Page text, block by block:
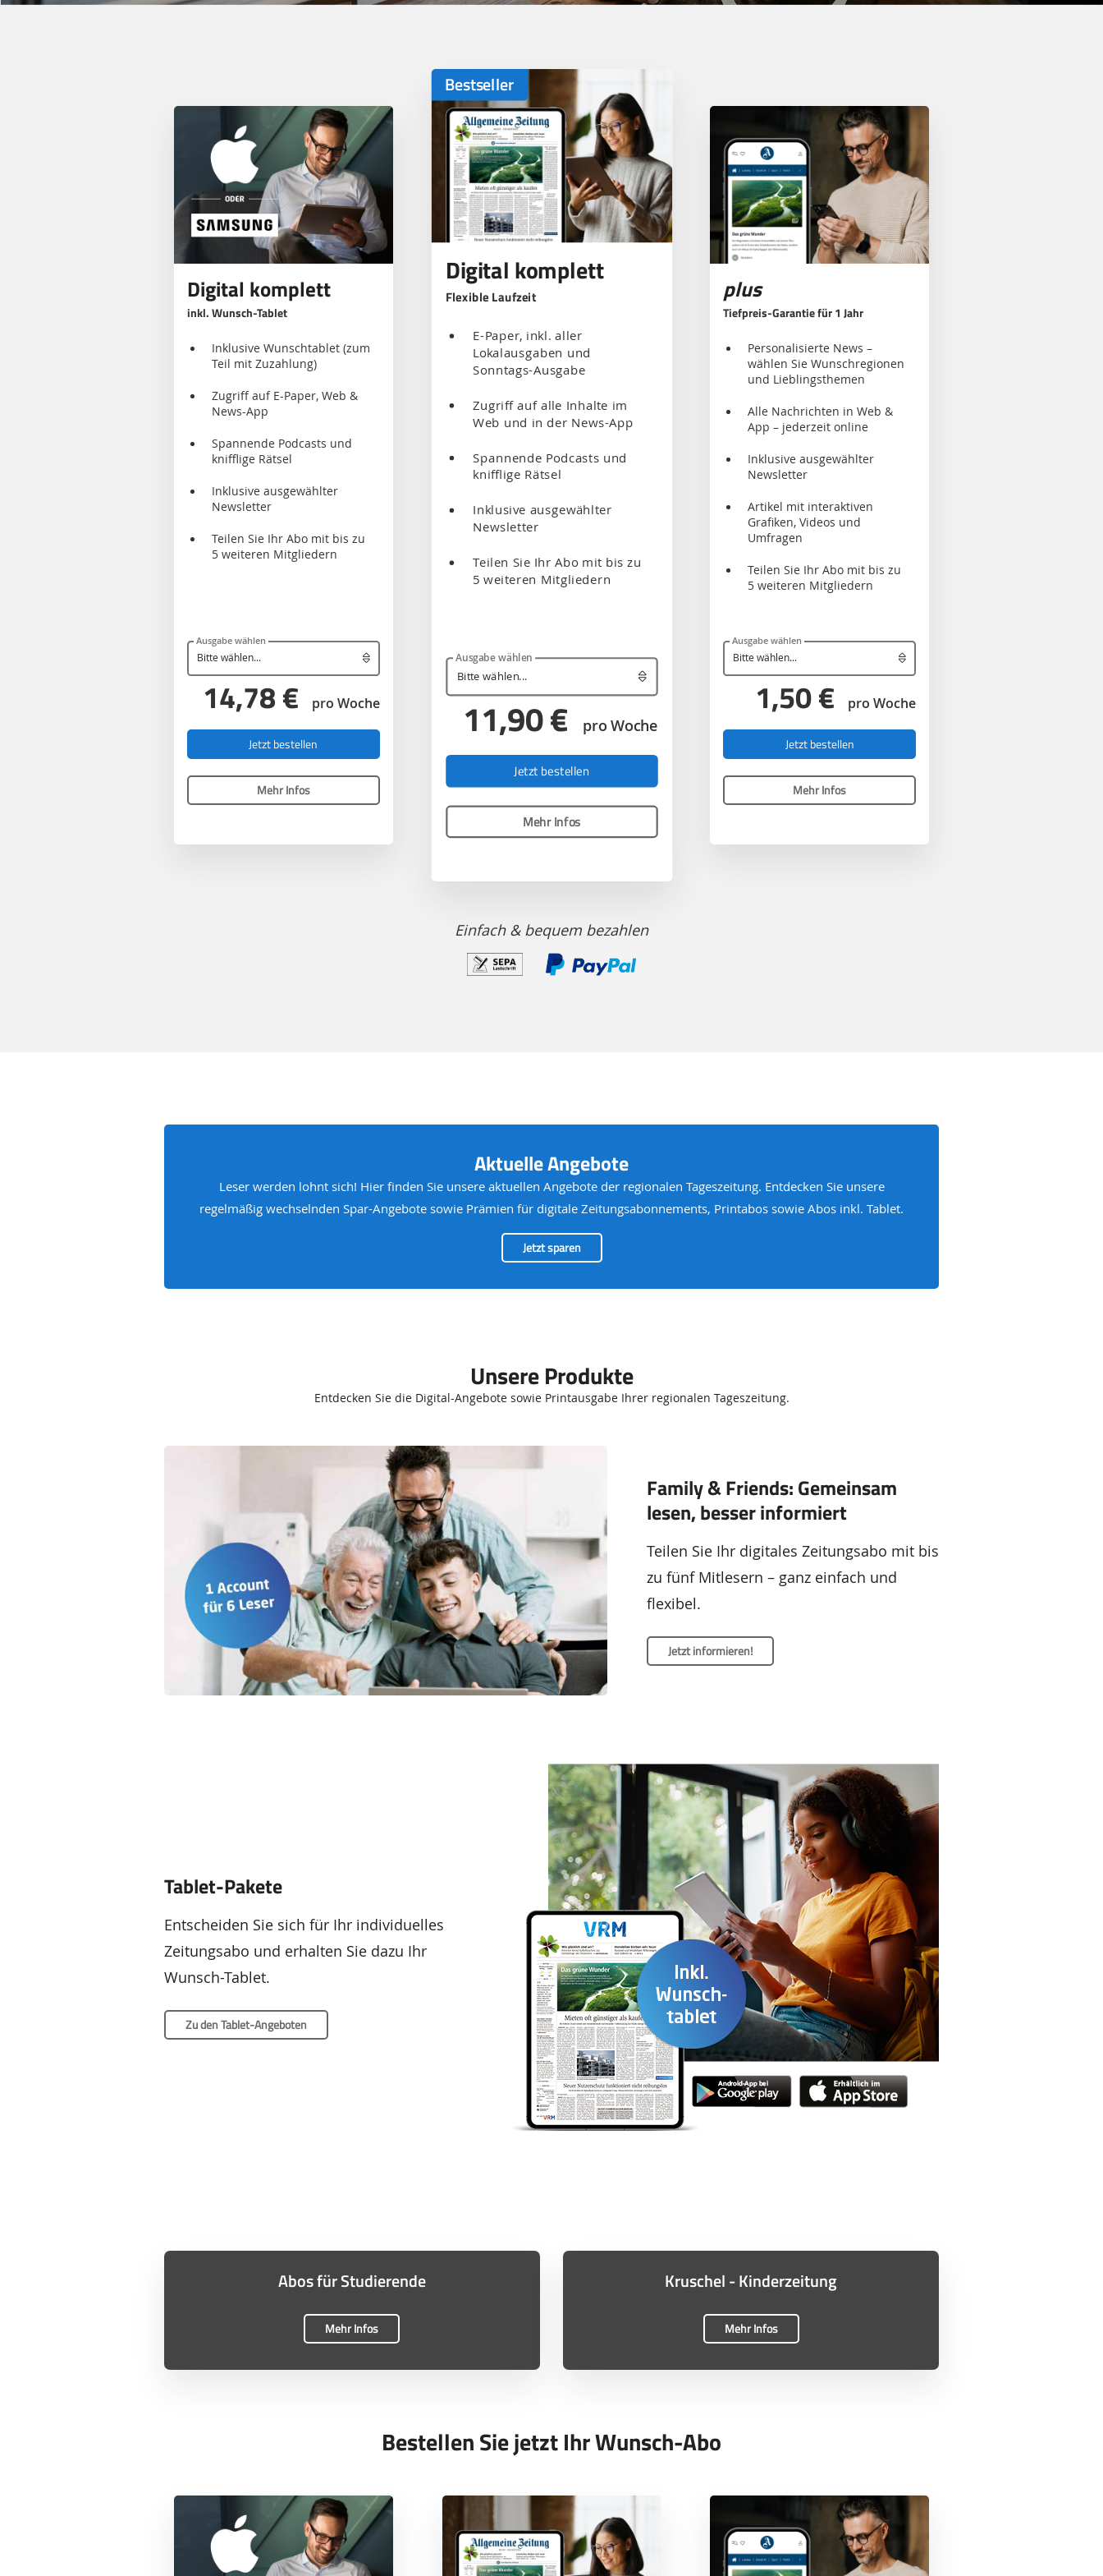
Bestseller-
Angebote
Digital komplett
inkl. Wunsch-Tablet
Inklusive Wunschtablet (zum
Teil mit Zuzahlung)
Zugriff auf E-Paper, Web &
News-App
Spannende Podcasts und
knifflige Rätsel
Inklusive ausgewählter
Newsletter
Teilen Sie Ihr Abo mit bis zu
5 weiteren Mitgliedern
Ausgabe wählen
14,78 € pro Woche
Jetzt bestellen
Mehr Infos
Bestseller
Digital komplett
Flexible Laufzeit
E-Paper, inkl. aller
Lokalausgaben und
Sonntags-Ausgabe
Zugriff auf alle Inhalte im
Web und in der News-App
Spannende Podcasts und
knifflige Rätsel
Inklusive ausgewählter
Newsletter
Teilen Sie Ihr Abo mit bis zu
5 weiteren Mitgliedern
Ausgabe wählen
11,90 € pro Woche
Jetzt bestellen
Mehr Infos
plus
Tiefpreis-Garantie für 1 Jahr
Personalisierte News –
wählen Sie Wunschregionen
und Lieblingsthemen
Alle Nachrichten in Web &
App – jederzeit online
Inklusive ausgewählter
Newsletter
Artikel mit interaktiven
Grafiken, Videos und
Umfragen
Teilen Sie Ihr Abo mit bis zu
5 weiteren Mitgliedern
Ausgabe wählen
1,50 € pro Woche
Jetzt bestellen
Mehr Infos
Einfach & bequem bezahlen
Aktuelle Angebote
Leser werden lohnt sich! Hier finden Sie unsere aktuellen Angebote der regionalen Tageszeitung. Entdecken Sie unsere
regelmäßig wechselnden Spar-Angebote sowie Prämien für digitale Zeitungsabonnements, Printabos sowie Abos inkl. Tablet.
Jetzt sparen
Unsere Produkte
Entdecken Sie die Digital-Angebote sowie Printausgabe Ihrer regionalen Tageszeitung.
Family & Friends: Gemeinsam
lesen, besser informiert
Teilen Sie Ihr digitales Zeitungsabo mit bis
zu fünf Mitlesern – ganz einfach und
flexibel.
Jetzt informieren!
Tablet-Pakete
Entscheiden Sie sich für Ihr individuelles
Zeitungsabo und erhalten Sie dazu Ihr
Wunsch-Tablet.
Zu den Tablet-Angeboten
Abos für Studierende
Mehr Infos
Kruschel - Kinderzeitung
Mehr Infos
Bestellen Sie jetzt Ihr Wunsch-Abo